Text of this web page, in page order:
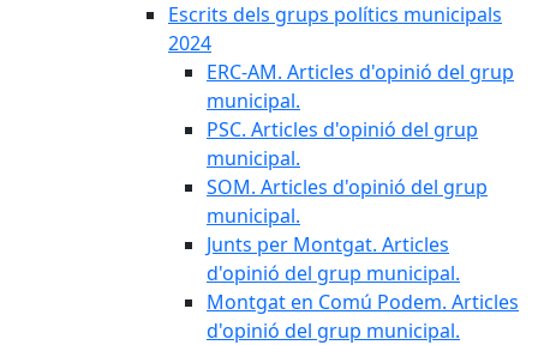
Escrits dels grups polítics municipals
2024
ERC-AM. Articles d'opinió del grup
municipal.
PSC. Articles d'opinió del grup
municipal.
SOM. Articles d'opinió del grup
municipal.
Junts per Montgat. Articles
d'opinió del grup municipal.
Montgat en Comú Podem. Articles
d'opinió del grup municipal.